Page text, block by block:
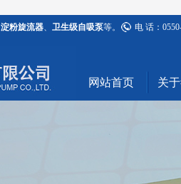
淀粉旋流器、 卫生级自吸泵等。 电 话：
网站首页 关